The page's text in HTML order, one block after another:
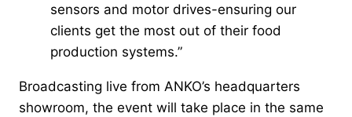
sensors and motor drives-ensuring our
clients get the most out of their food
production systems.”
Broadcasting live from ANKO’s headquarters
showroom, the event will take place in the same